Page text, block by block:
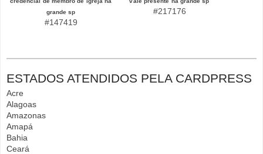
grande sp
#147419
#217176
ESTADOS ATENDIDOS PELA CARDPRESS
Acre
Alagoas
Amazonas
Amapá
Bahia
Ceará